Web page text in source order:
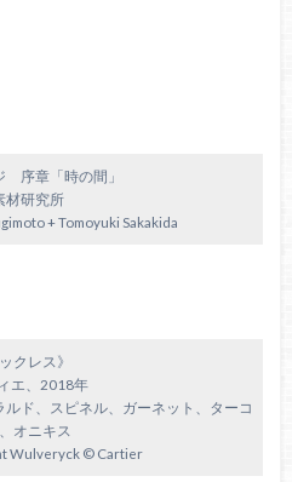
序章「時の間」
材研究所
+ Tomoyuki Sakakida
クレス》
エ、2018年
ド、スピネル、ガーネット、ターコ
オニキス
Wulveryck © Cartier